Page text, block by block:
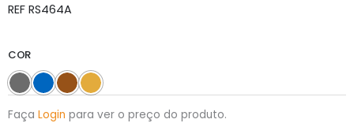
REF RS464A
COR
Faça Login para ver o preço do produto.